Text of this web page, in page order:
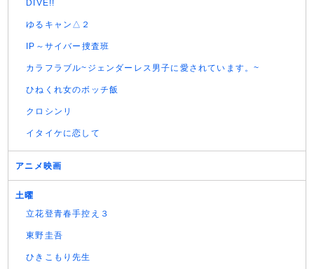
DIVE!!
ゆるキャン△２
IP～サイバー捜査班
カラフラブル~ジェンダーレス男子に愛されています。~
ひねくれ女のボッチ飯
クロシンリ
イタイケに恋して
アニメ映画
土曜
立花登青春手控え３
東野圭吾
ひきこもり先生